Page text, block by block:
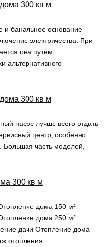
300 кв м
и банальное основание
электричества. При
она путём
альтернативного
300 кв м
насос лучше всего отдать
центр, особенно
Большая часть моделей,
300 кв м
дома 150 м²
дома 250 м²
дачи Отопление дома
отопления